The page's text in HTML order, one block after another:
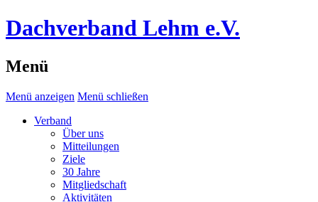
Dachverband Lehm e.V.
Menü
Menü anzeigen Menü schließen
Verband
Über uns
Mitteilungen
Ziele
30 Jahre
Mitgliedschaft
Aktivitäten